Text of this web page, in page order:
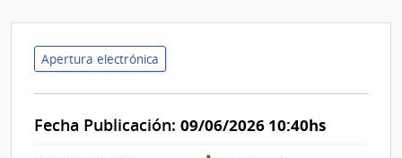
Apertura electrónica
Fecha Publicación: 09/06/2026 10:40hs